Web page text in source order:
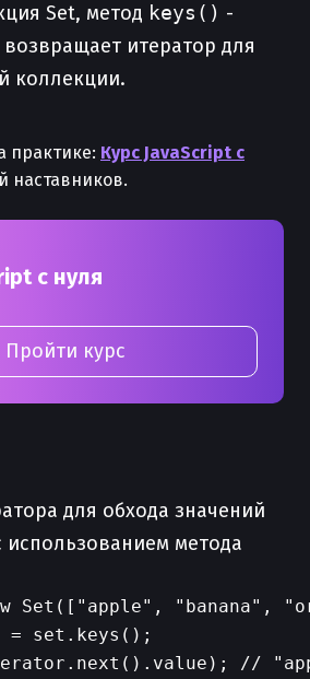
Set, метод keys() -
итератор для
коллекции.
практике: Курс JavaScript с
наставников.
с нуля
Пройти курс
для обхода значений
использованием метода
Set(["apple", "banana",
set.keys();
//